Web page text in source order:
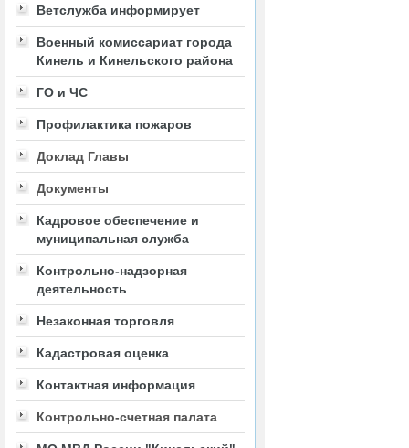
Ветслужба информирует
Военный комиссариат города
Кинель и Кинельского района
ГО и ЧС
Профилактика пожаров
Доклад Главы
Документы
Кадровое обеспечение и
муниципальная служба
Контрольно-надзорная
деятельность
Незаконная торговля
Кадастровая оценка
Контактная информация
Контрольно-счетная палата